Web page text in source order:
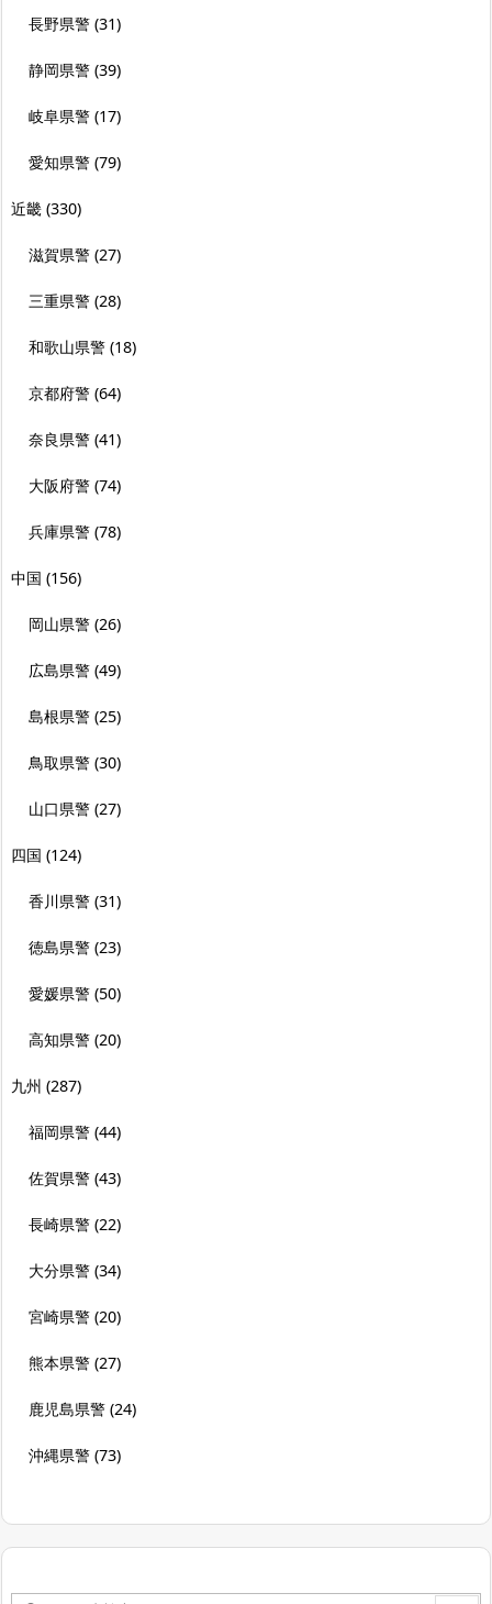
長野県警 (31)
静岡県警 (39)
岐阜県警 (17)
愛知県警 (79)
近畿 (330)
滋賀県警 (27)
三重県警 (28)
和歌山県警 (18)
京都府警 (64)
奈良県警 (41)
大阪府警 (74)
兵庫県警 (78)
中国 (156)
岡山県警 (26)
広島県警 (49)
島根県警 (25)
鳥取県警 (30)
山口県警 (27)
四国 (124)
香川県警 (31)
徳島県警 (23)
愛媛県警 (50)
高知県警 (20)
九州 (287)
福岡県警 (44)
佐賀県警 (43)
長崎県警 (22)
大分県警 (34)
宮崎県警 (20)
熊本県警 (27)
鹿児島県警 (24)
沖縄県警 (73)